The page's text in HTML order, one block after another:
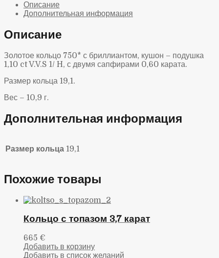
Описание
Дополнительная информация
Описание
Золотое кольцо 750* с бриллиантом, кушон – подушка
1,10 ct V.V.S 1/ H, с двумя сапфирами 0,60 карата.
Размер кольца 19,1.
Вес – 10,9 г.
Дополнительная информация
Размер кольца 19,1
Похожие товары
Кольцо с топазом 3,7 карат
665 €
Добавить в корзину
Добавить в список желаний